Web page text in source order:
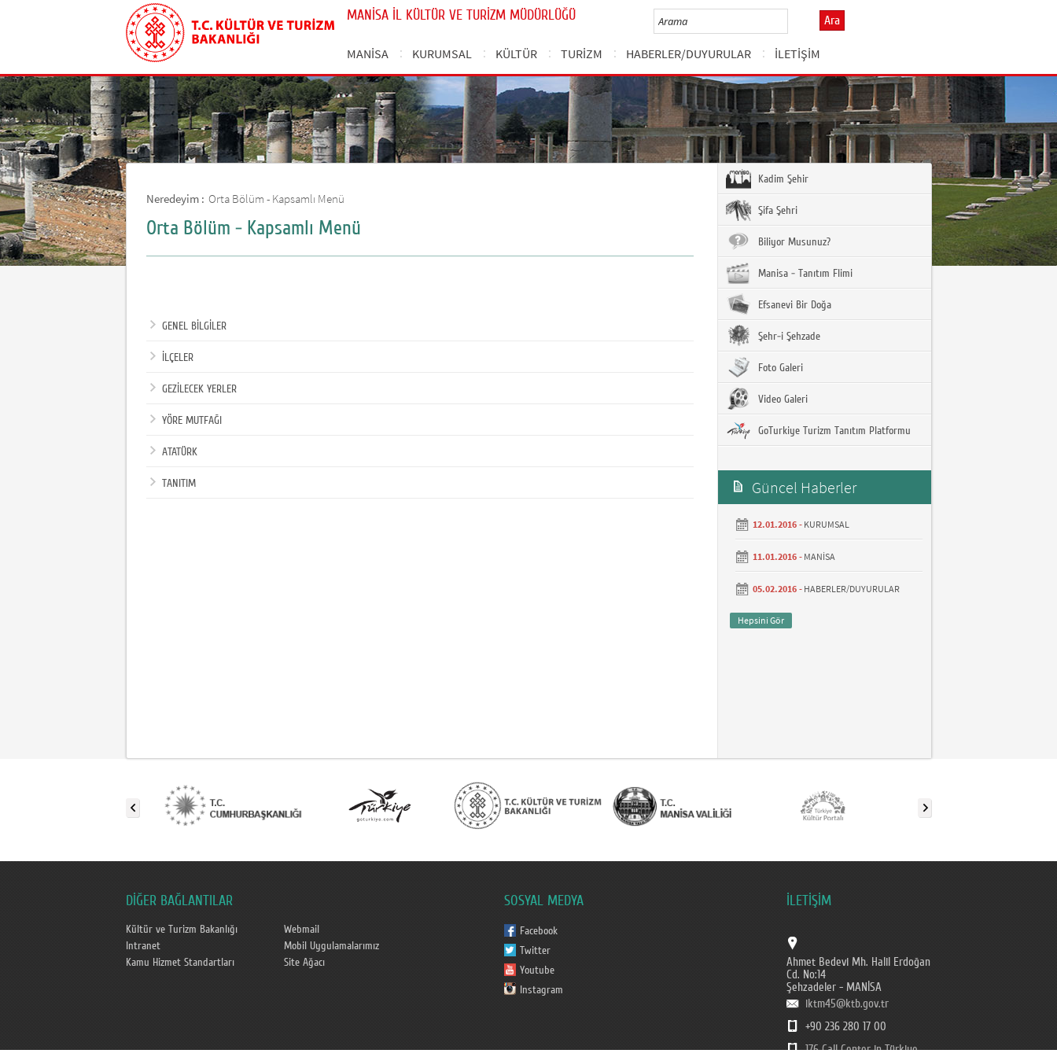
MANİSA İL KÜLTÜR VE TURİZM MÜDÜRLÜĞÜ Ara
MANİSA KURUMSAL KÜLTÜR TURİZM HABERLER/DUYURULAR İLETİŞİM
Neredeyim : Orta Bölüm - Kapsamlı Menü
Orta Bölüm - Kapsamlı Menü
GENEL BİLGİLER
İLÇELER
GEZİLECEK YERLER
YÖRE MUTFAĞI
ATATÜRK
TANITIM
Kadim Şehir
Şifa Şehri
Biliyor Musunuz?
Manisa - Tanıtım Flimi
Efsanevi Bir Doğa
Şehr-i Şehzade
Foto Galeri
Video Galeri
GoTurkiye Turizm Tanıtım Platformu
Güncel Haberler
12.01.2016 - KURUMSAL
11.01.2016 - MANİSA
05.02.2016 - HABERLER/DUYURULAR
Hepsini Gör
DİĞER BAĞLANTILAR
Kültür ve Turizm Bakanlığı
Webmail
Intranet
Mobil Uygulamalarımız
Kamu Hizmet Standartları
Site Ağacı
SOSYAL MEDYA
Facebook
Twitter
Youtube
Instagram
İLETİŞİM
Ahmet Bedevi Mh. Halil Erdoğan
Cd. No:14
Şehzadeler - MANİSA
iktm45@ktb.gov.tr
+90 236 280 17 00
176 Call Center in Türkiye